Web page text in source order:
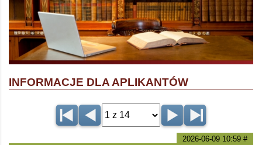
INFORMACJE DLA APLIKANTÓW
2026-06-09 10:59 #